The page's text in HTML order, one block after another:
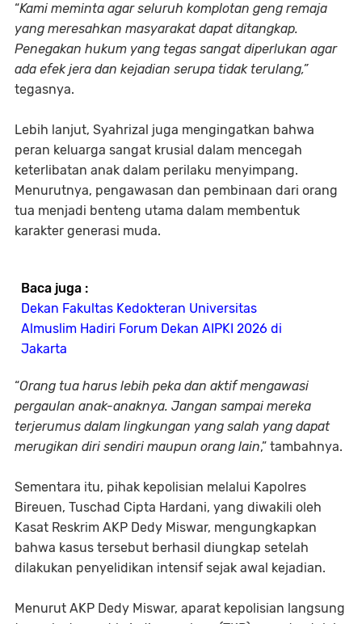
“Kami meminta agar seluruh komplotan geng remaja
yang meresahkan masyarakat dapat ditangkap.
Penegakan hukum yang tegas sangat diperlukan agar
ada efek jera dan kejadian serupa tidak terulang,”
tegasnya.
Lebih lanjut, Syahrizal juga mengingatkan bahwa
peran keluarga sangat krusial dalam mencegah
keterlibatan anak dalam perilaku menyimpang.
Menurutnya, pengawasan dan pembinaan dari orang
tua menjadi benteng utama dalam membentuk
karakter generasi muda.
Baca juga :
Dekan Fakultas Kedokteran Universitas
Almuslim Hadiri Forum Dekan AIPKI 2026 di
Jakarta
“Orang tua harus lebih peka dan aktif mengawasi
pergaulan anak-anaknya. Jangan sampai mereka
terjerumus dalam lingkungan yang salah yang dapat
merugikan diri sendiri maupun orang lain,” tambahnya.
Sementara itu, pihak kepolisian melalui Kapolres
Bireuen, Tuschad Cipta Hardani, yang diwakili oleh
Kasat Reskrim AKP Dedy Miswar, mengungkapkan
bahwa kasus tersebut berhasil diungkap setelah
dilakukan penyelidikan intensif sejak awal kejadian.
Menurut AKP Dedy Miswar, aparat kepolisian langsung